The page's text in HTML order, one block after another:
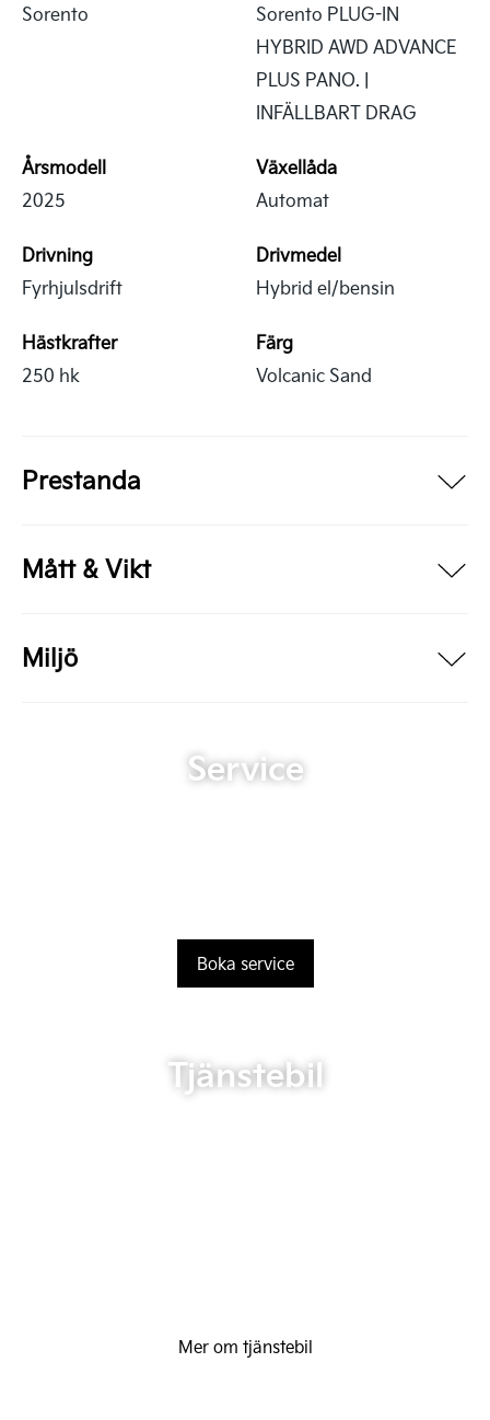
Sorento
Sorento PLUG-IN
HYBRID AWD ADVANCE
PLUS PANO. |
INFÄLLBART DRAG
Årsmodell
2025
Växellåda
Automat
Drivning
Fyrhjulsdrift
Drivmedel
Hybrid el/bensin
Hästkrafter
250 hk
Färg
Volcanic Sand
Prestanda
Mått & Vikt
Miljö
Service
Boka service
Tjänstebil
Mer om tjänstebil